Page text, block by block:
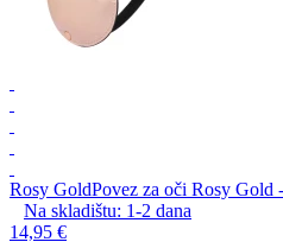
Rosy GoldPovez za oči Rosy Gold
Na skladištu: 1-2 dana
14,95 €